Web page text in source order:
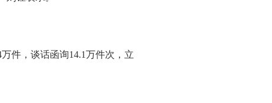
件，谈话函询14.1万件次，立